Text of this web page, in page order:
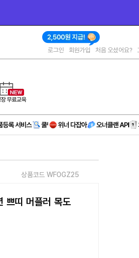
로그인 회원가입 처음 오셨어요?
상품코드 WFOGZ25
쁘띠 머플러 목도